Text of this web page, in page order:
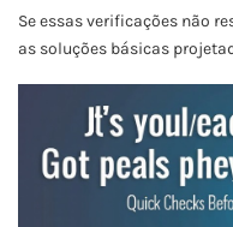
Se essas verificações não
as soluções básicas